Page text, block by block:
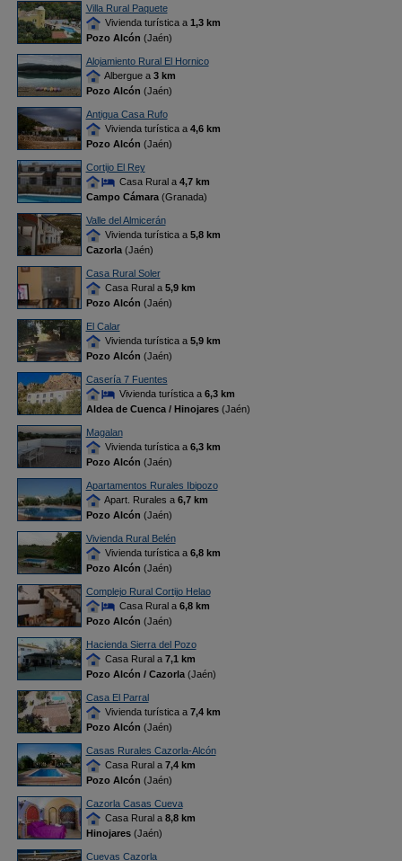
Villa Rural Paquete
Vivienda turística a 1,3 km
Pozo Alcón (Jaén)
Alojamiento Rural El Hornico
Albergue a 3 km
Pozo Alcón (Jaén)
Antigua Casa Rufo
Vivienda turística a 4,6 km
Pozo Alcón (Jaén)
Cortijo El Rey
Casa Rural a 4,7 km
Campo Cámara(Granada)
Valle del Almicerán
Vivienda turística a 5,8 km
Cazorla(Jaén)
Casa Rural Soler
Casa Rural a 5,9 km
Pozo Alcón (Jaén)
El Calar
Vivienda turística a 5,9 km
Pozo Alcón (Jaén)
Casería 7 Fuentes
Vivienda turística a 6,3 km
Aldea de Cuenca / Hinojares(Jaén)
Magalan
Vivienda turística a 6,3 km
Pozo Alcón (Jaén)
Apartamentos Rurales Ibipozo
Apart. Rurales a 6,7 km
Pozo Alcón (Jaén)
Vivienda Rural Belén
Vivienda turística a 6,8 km
Pozo Alcón (Jaén)
Complejo Rural Cortijo Helao
Casa Rural a 6,8 km
Pozo Alcón (Jaén)
Hacienda Sierra del Pozo
Casa Rural a 7,1 km
Pozo Alcón / Cazorla(Jaén)
Casa El Parral
Vivienda turística a 7,4 km
Pozo Alcón (Jaén)
Casas Rurales Cazorla-Alcón
Casa Rural a 7,4 km
Pozo Alcón (Jaén)
Cazorla Casas Cueva
Casa Rural a 8,8 km
Hinojares(Jaén)
Cuevas Cazorla